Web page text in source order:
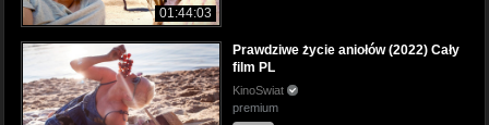
01:44:03
Prawdziwe życie aniołów (2022) Cały
film PL
KinoSwiat
premium